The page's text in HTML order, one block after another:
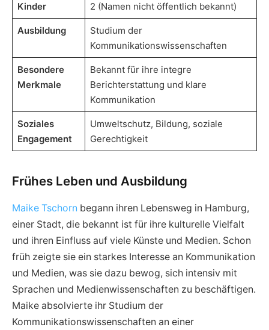
Kinder 2 (Namen nicht öffentlich bekannt)
Ausbildung
Studium der
Kommunikationswissenschaften
Besondere
Merkmale
Bekannt für ihre integre
Berichterstattung und klare
Kommunikation
Soziales
Engagement
Umweltschutz, Bildung, soziale
Gerechtigkeit
Frühes Leben und Ausbildung
Maike Tschorn begann ihren Lebensweg in Hamburg,
einer Stadt, die bekannt ist für ihre kulturelle Vielfalt
und ihren Einfluss auf viele Künste und Medien. Schon
früh zeigte sie ein starkes Interesse an Kommunikation
und Medien, was sie dazu bewog, sich intensiv mit
Sprachen und Medienwissenschaften zu beschäftigen.
Maike absolvierte ihr Studium der
Kommunikationswissenschaften an einer